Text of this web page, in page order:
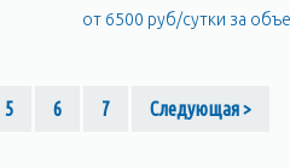
от 6500 руб/сутки за
5 6 7 Следующая >